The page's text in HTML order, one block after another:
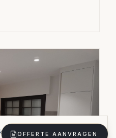
OFFERTE AANVRAGEN
om uw ervaring te